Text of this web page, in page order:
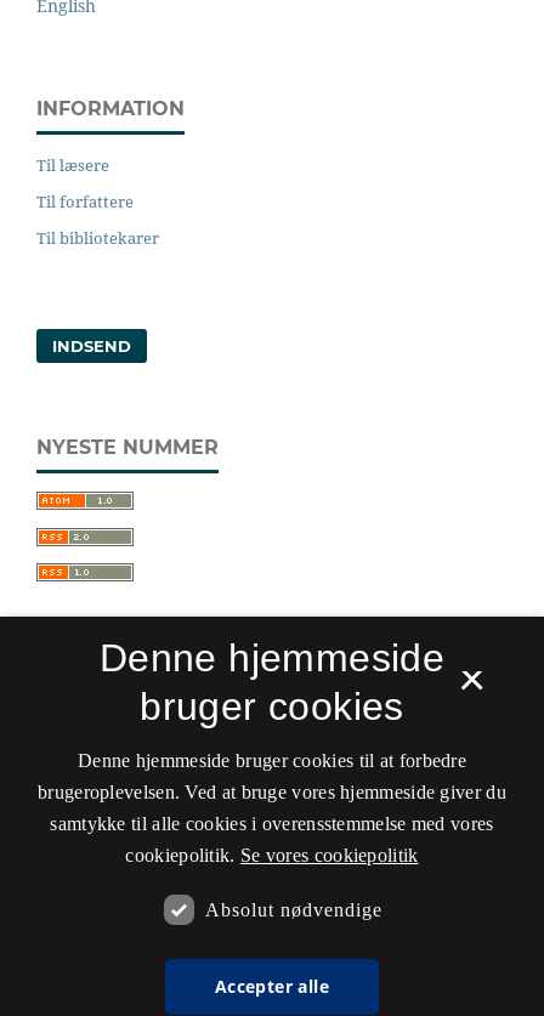
English
INFORMATION
Til læsere
Til forfattere
Til bibliotekarer
INDSEND
NYESTE NUMMER
Sprogforum. Tidsskrift for sprog- og
kulturpædagogik
ISSN 0909-9328 (Trykt)
ISSN 1399-8617 (Online)
Tilgængelighedserklæring
Det Kgl. Bibliotek
×
Denne hjemmeside
bruger cookies
Denne hjemmeside bruger cookies til at forbedre
brugeroplevelsen. Ved at bruge vores hjemmeside giver du
samtykke til alle cookies i overensstemmelse med vores
cookiepolitik. Se vores cookiepolitik
Absolut nødvendige
Accepter alle